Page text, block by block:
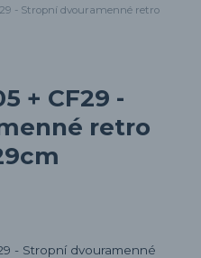
- Stropní dvouramenné retro
+ CF29 -
retro